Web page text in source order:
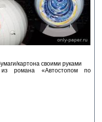
картона своими руками
из романа «Автостопом по